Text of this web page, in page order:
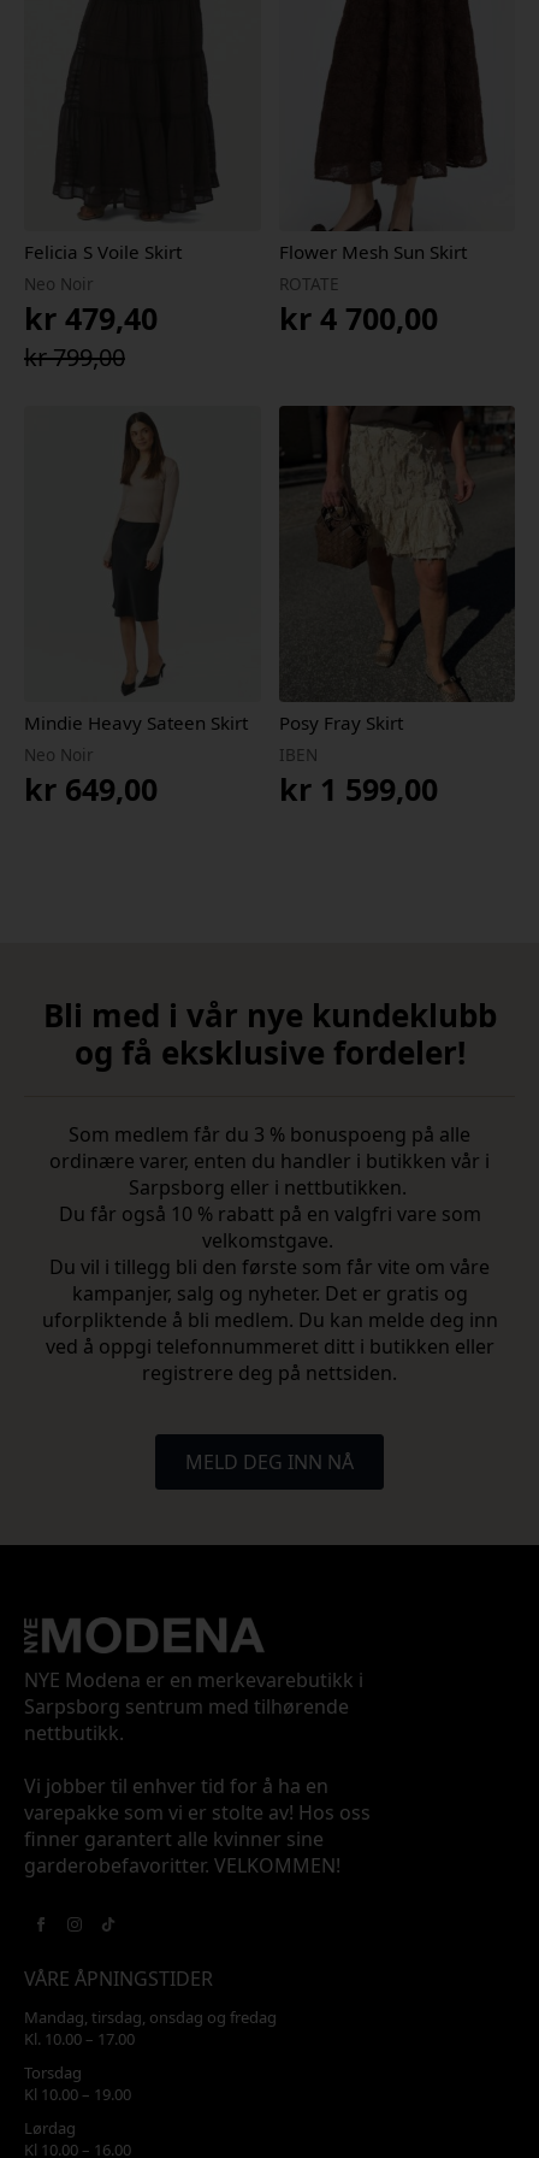
Felicia S Voile Skirt
Neo Noir
kr799,00
Opprinnelig
kr 799,00.
kr 479,40
Nåværende
kr 479,40.
Flower Mesh Sun Skirt
ROTATE
kr4 700,00
Mindie Heavy Sateen Skirt
Neo Noir
kr 649,00
Posy Fray Skirt
IBEN
kr1 599,00
Bli med i vår nye kundeklubb
og få eksklusive fordeler!
Som medlem får du 3 % bonuspoeng på alle
ordinære varer, enten du handler i butikken vår i
Sarpsborg eller i nettbutikken.
Du får også 10 % rabatt på en valgfri vare som
velkomstgave.
Du vil i tillegg bli den første som får vite om våre
kampanjer, salg og nyheter. Det er gratis og
uforpliktende å bli medlem. Du kan melde deg inn
ved å oppgi telefonnummeret ditt i butikken eller
registrere deg på nettsiden.
MELD DEG INN NÅ
NYE Modena er en merkevarebutikk i
Sarpsborg sentrum med tilhørende
nettbutikk.
Vi jobber til enhver tid for å ha en
varepakke som vi er stolte av! Hos oss
finner garantert alle kvinner sine
garderobefavoritter. VELKOMMEN!
VÅRE ÅPNINGSTIDER
Mandag, tirsdag, onsdag og fredag
Kl. 10.00 – 17.00
Torsdag
Kl 10.00 – 19.00
Lørdag
Kl 10.00 – 16.00